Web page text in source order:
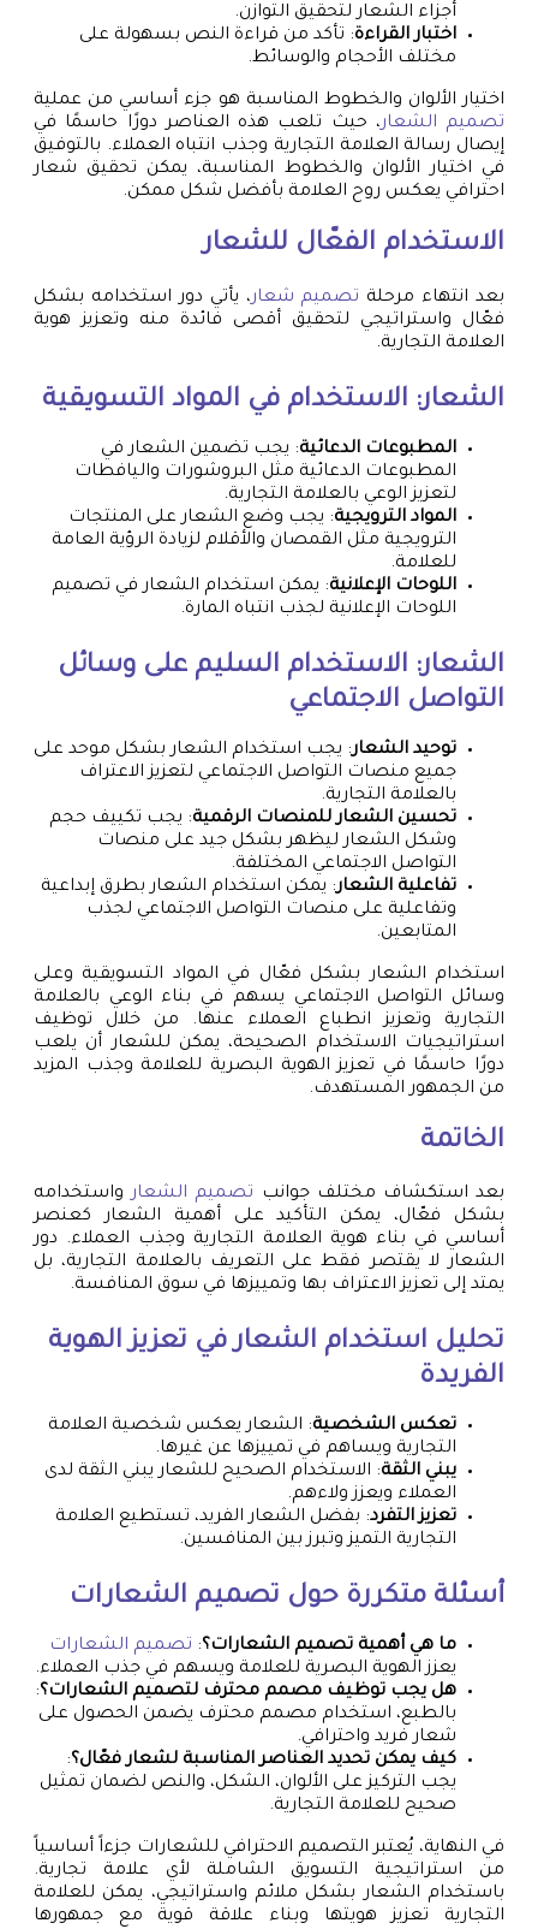
أجزاء الشعار لتحقيق التوازن.
اختبار القراءة: تأكد من قراءة النص بسهولة على
مختلف الأحجام والوسائط.
اختيار الألوان والخطوط المناسبة هو جزء أساسي من عملية
تصميم الشعار، حيث تلعب هذه العناصر دورًا حاسمًا في
إيصال رسالة العلامة التجارية وجذب انتباه العملاء. بالتوفيق
في اختيار الألوان والخطوط المناسبة، يمكن تحقيق شعار
احترافي يعكس روح العلامة بأفضل شكل ممكن.
الاستخدام الفعّال للشعار
بعد انتهاء مرحلة تصميم شعار، يأتي دور استخدامه بشكل
فعّال واستراتيجي لتحقيق أقصى فائدة منه وتعزيز هوية
العلامة التجارية.
الشعار: الاستخدام في المواد التسويقية
المطبوعات الدعائية: يجب تضمين الشعار في
المطبوعات الدعائية مثل البروشورات واليافطات
لتعزيز الوعي بالعلامة التجارية.
المواد الترويجية: يجب وضع الشعار على المنتجات
الترويجية مثل القمصان والأقلام لزيادة الرؤية العامة
للعلامة.
اللوحات الإعلانية: يمكن استخدام الشعار في تصميم
اللوحات الإعلانية لجذب انتباه المارة.
الشعار: الاستخدام السليم على وسائل
التواصل الاجتماعي
توحيد الشعار: يجب استخدام الشعار بشكل موحد على
جميع منصات التواصل الاجتماعي لتعزيز الاعتراف
بالعلامة التجارية.
تحسين الشعار للمنصات الرقمية: يجب تكييف حجم
وشكل الشعار ليظهر بشكل جيد على منصات
التواصل الاجتماعي المختلفة.
تفاعلية الشعار: يمكن استخدام الشعار بطرق إبداعية
وتفاعلية على منصات التواصل الاجتماعي لجذب
المتابعين.
استخدام الشعار بشكل فعّال في المواد التسويقية وعلى
وسائل التواصل الاجتماعي يسهم في بناء الوعي بالعلامة
التجارية وتعزيز انطباع العملاء عنها. من خلال توظيف
استراتيجيات الاستخدام الصحيحة، يمكن للشعار أن يلعب
دورًا حاسمًا في تعزيز الهوية البصرية للعلامة وجذب المزيد
من الجمهور المستهدف.
الخاتمة
بعد استكشاف مختلف جوانب تصميم الشعارواستخدامه
بشكل فعّال، يمكن التأكيد على أهمية الشعار كعنصر
أساسي في بناء هوية العلامة التجارية وجذب العملاء. دور
الشعار لا يقتصر فقط على التعريف بالعلامة التجارية، بل
يمتد إلى تعزيز الاعتراف بها وتمييزها في سوق المنافسة.
تحليل استخدام الشعار في تعزيز الهوية
الفريدة
تعكس الشخصية: الشعار يعكس شخصية العلامة
التجارية ويساهم في تمييزها عن غيرها.
يبني الثقة: الاستخدام الصحيح للشعار يبني الثقة لدى
العملاء ويعزز ولاءهم.
تعزيز التفرد: بفضل الشعار الفريد، تستطيع العلامة
التجارية التميز وتبرز بين المنافسين.
أسئلة متكررة حول تصميم الشعارات
ما هي أهمية تصميم الشعارات؟: تصميم الشعارات
يعزز الهوية البصرية للعلامة ويسهم في جذب العملاء.
هل يجب توظيف مصمم محترف لتصميم الشعارات؟:
بالطبع، استخدام مصمم محترف يضمن الحصول على
شعار فريد واحترافي.
كيف يمكن تحديد العناصر المناسبة لشعار فعّال؟:
يجب التركيز على الألوان، الشكل، والنص لضمان تمثيل
صحيح للعلامة التجارية.
في النهاية، يُعتبر التصميم الاحترافي للشعارات جزءاً أساسياً
من استراتيجية التسويق الشاملة لأي علامة تجارية.
باستخدام الشعار بشكل ملائم واستراتيجي، يمكن للعلامة
التجارية تعزيز هويتها وبناء علاقة قوية مع جمهورها